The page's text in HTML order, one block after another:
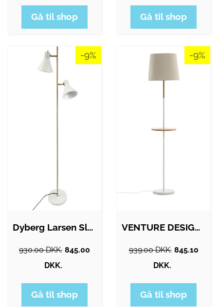
Gå til shop Gå til shop
-9%
Dyberg Larsen Sleep gulvlampe, hvid
930.00 DKK. 845.00
DKK.
Gå til shop
-9%
VENTURE DESIGN Hattman gulvlampe, m.…
939.00 DKK. 845.10
DKK.
Gå til shop